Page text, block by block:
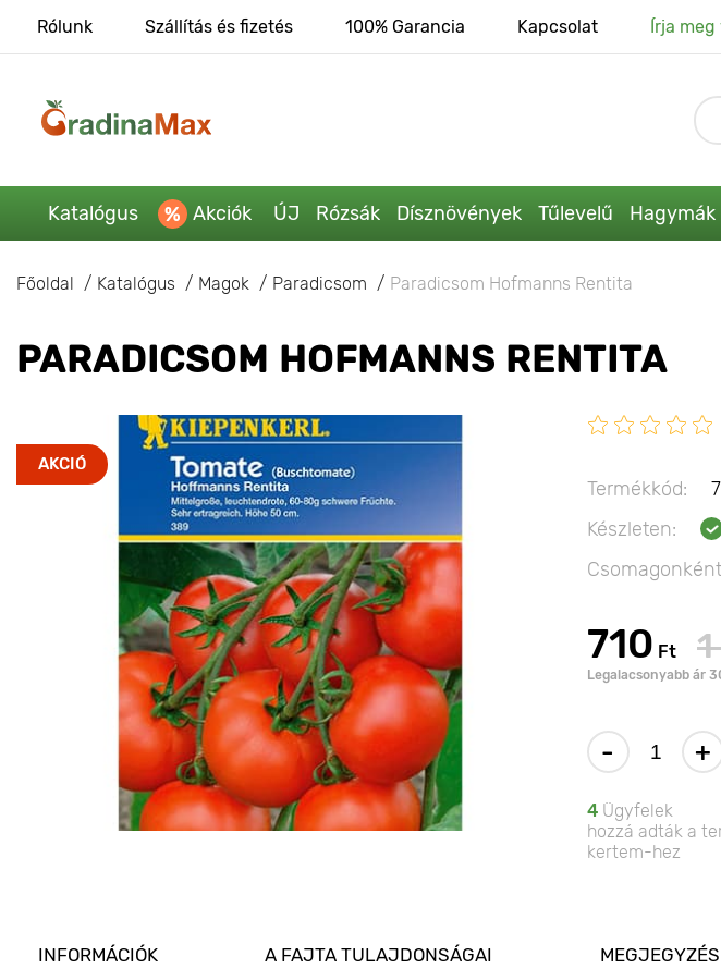
Rólunk Szállítás és fizetés 100% Garancia Kapcsolat Írja
Katalógus Akciók ÚJ Rózsák Dísznövények Tűlevelű Hagymák
Főoldal Katalógus Magok Paradicsom Paradicsom Hofmanns Rentita
PARADICSOM HOFMANNS RENTITA
AKCIÓ
Termékkód:
Készleten:
710 Ft
Legalacsonyabb ár
- +
4 Ügyfelek
hozzá adták a
kertem-hez
INFORMÁCIÓK A FAJTA TULAJDONSÁGAI